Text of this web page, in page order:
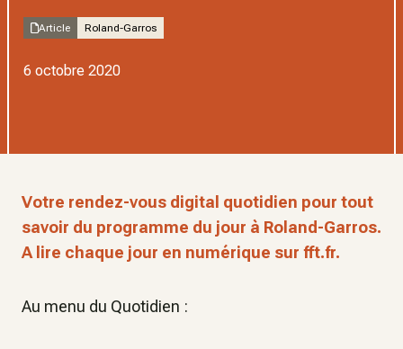
Article Roland-Garros
6 octobre 2020
Votre rendez-vous digital quotidien pour tout
savoir du programme du jour à Roland-Garros.
A lire chaque jour en numérique sur fft.fr.
Au menu du Quotidien :